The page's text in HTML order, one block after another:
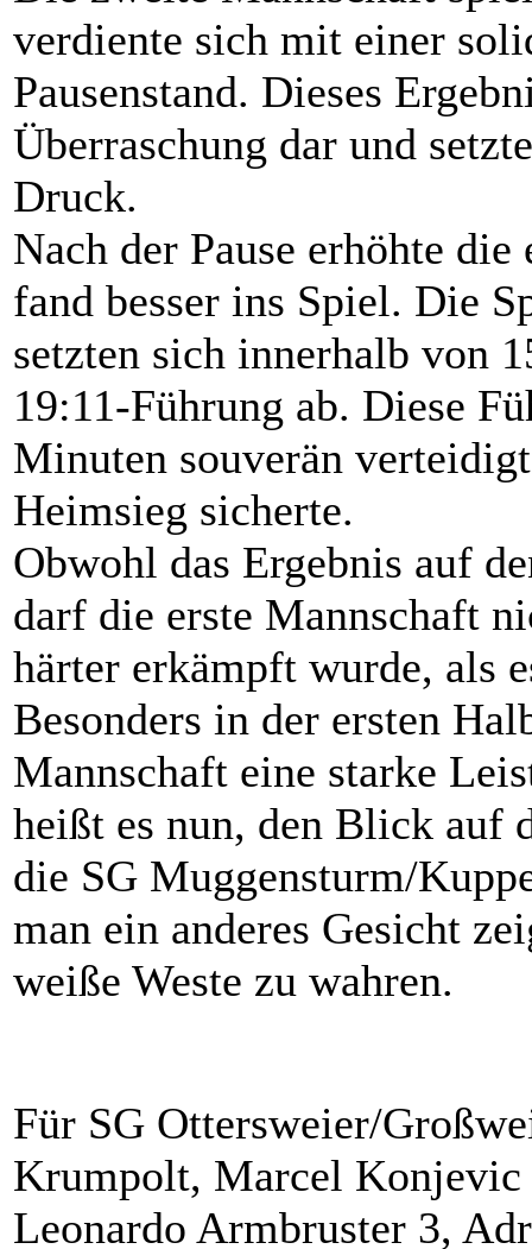
verdiente sich mit einer
Pausenstand. Dieses
Überraschung dar und
Druck.
Nach der Pause erhöhte
fand besser ins Spiel. Die
setzten sich innerhalb von
19:11-Führung ab. Diese
Minuten souverän
Heimsieg sicherte.
Obwohl das Ergebnis auf
darf die erste Mannschaft
härter erkämpft wurde, als
Besonders in der ersten
Mannschaft eine starke
heißt es nun, den Blick auf
die SG Muggensturm/
man ein anderes Gesicht
weiße Weste zu wahren.
Für SG Ottersweier/
Krumpolt, Marcel
Leonardo Armbruster 3,